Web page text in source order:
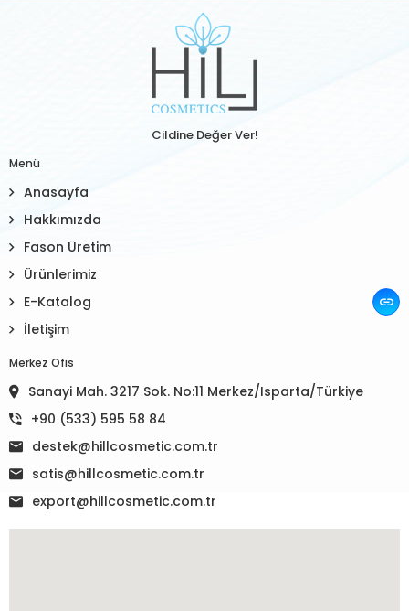
Cildine Değer Ver!
Menü
Anasayfa
Hakkımızda
Fason Üretim
Ürünlerimiz
E-Katalog
İletişim
Merkez Ofis
Sanayi Mah. 3217 Sok. No:11 Merkez/Isparta/Türkiye
+90 (533) 595 58 84
destek@hillcosmetic.com.tr
satis@hillcosmetic.com.tr
export@hillcosmetic.com.tr